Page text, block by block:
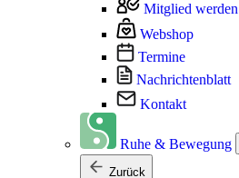
Mitglied werden
Webshop
Termine
Nachrichtenblatt
Kontakt
Ruhe & Bewegung
Zurück